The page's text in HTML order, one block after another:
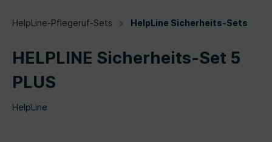
HelpLine-Pflegeruf-Sets HelpLine Sicherheits-Sets
HELPLINE Sicherheits-Set 5
PLUS
HelpLine